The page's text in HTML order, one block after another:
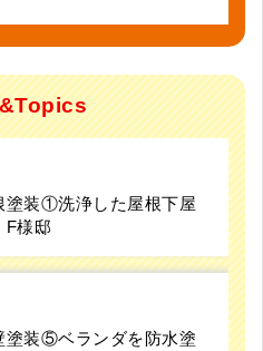
塗装①洗浄した屋根下屋
F様邸
塗装⑤ベランダを防水塗